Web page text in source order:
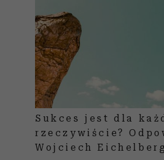
Sukces jest dla
rzeczywiście?
Wojciech